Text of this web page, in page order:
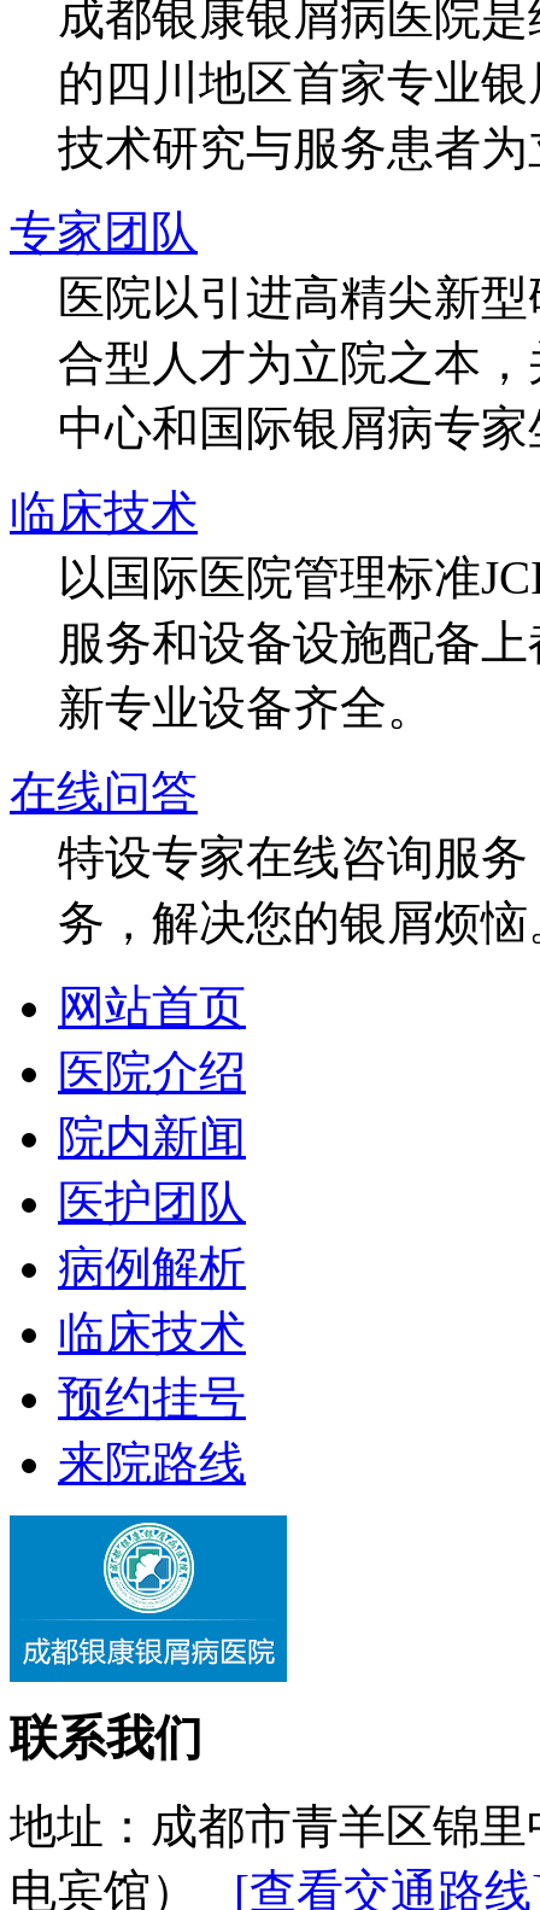
成都银康银屑病医院
的四川地区首家专业
技术研究与服务患者
专家团队
医院以引进高精尖新
合型人才为立院之本
中心和国际银屑病专
临床技术
以国际医院管理标准
服务和设备设施配备
新专业设备齐全。
在线问答
特设专家在线咨询服
务，解决您的银屑烦恼
网站首页
医院介绍
院内新闻
医护团队
病例解析
临床技术
预约挂号
来院路线
联系我们
地址：成都市青羊区锦
电宾馆） [查看交通路